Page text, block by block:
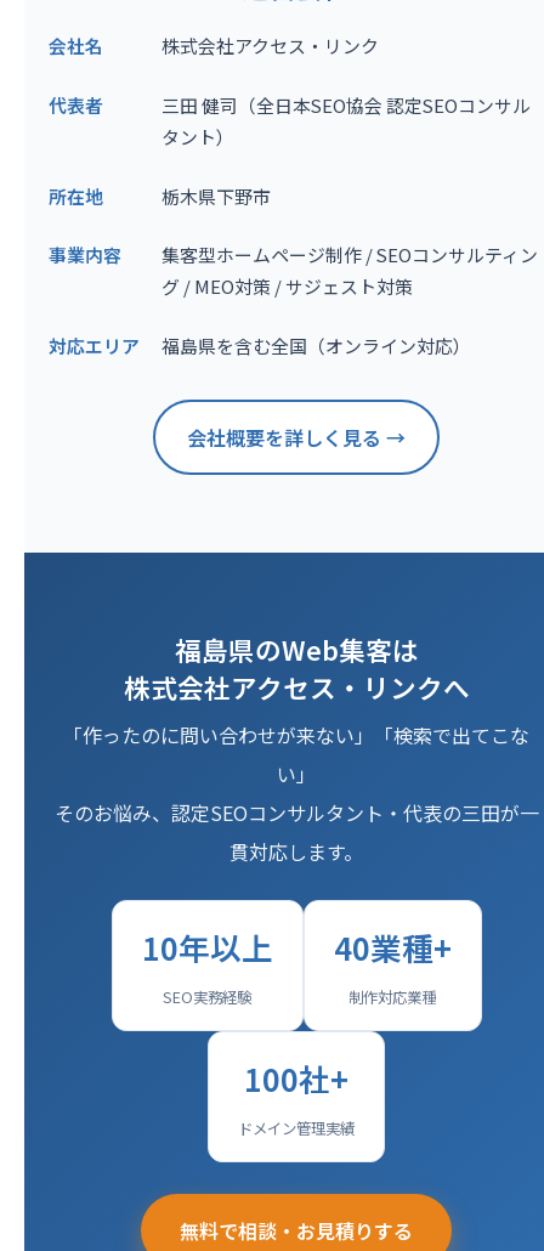
会社名 株式会社アクセス・リンク
代表者
三田 健司（全日本SEO協会 認定SEOコンサル
タント）
所在地 栃木県下野市
事業内容
集客型ホームページ制作 / SEOコンサルティン
グ / MEO対策 / サジェスト対策
対応エリア 福島県を含む全国（オンライン対応）
会社概要を詳しく見る →
福島県のWeb集客は
株式会社アクセス・リンクへ
「作ったのに問い合わせが来ない」「検索で出てこな
い」
そのお悩み、認定SEOコンサルタント・代表の三田が一
貫対応します。
10年以上
SEO実務経験
40業種+
制作対応業種
100社+
ドメイン管理実績
無料で相談・お見積りする